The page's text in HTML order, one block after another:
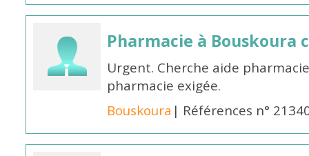
Pharmacie à Bouskoura
Urgent. Cherche aide
pharmacie exigée.
Bouskoura | Références n°